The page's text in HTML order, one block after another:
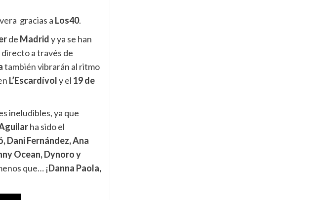
gracias a Los40.
de Madridy ya se han
a través de
también vibrarán al ritmo
L’Escardívoly el 19 de
ineludibles, ya que
ha sido el
Dani Fernández, Ana
Ocean, Dynoro y
que… ¡Danna Paola,